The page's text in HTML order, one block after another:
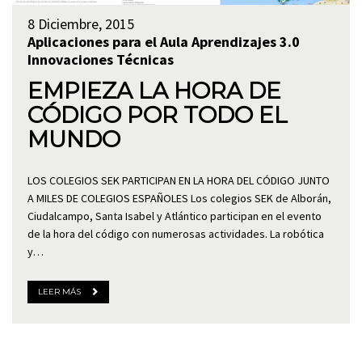
8 Diciembre, 2015
Aplicaciones para el Aula Aprendizajes 3.0
Innovaciones Técnicas
EMPIEZA LA HORA DE
CÓDIGO POR TODO EL
MUNDO
LOS COLEGIOS SEK PARTICIPAN EN LA HORA DEL CÓDIGO JUNTO
A MILES DE COLEGIOS ESPAÑOLES Los colegios SEK de Alborán,
Ciudalcampo, Santa Isabel y Atlántico participan en el evento
de la hora del código con numerosas actividades. La robótica
y…
LEER MÁS